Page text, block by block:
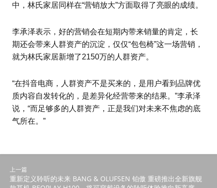
中，林氏家居同样在“营销放大”方面取得了亮眼的成绩。
李承泽表示，好的营销会在短期内带来销量的肯定，长
期还会带来人群资产的沉淀，仅仅“包包椅”这一场营销，
就为林氏家居新增了2150万的人群资产。
“在抖音电商，人群资产不是买来的，是用户看到品牌优
质内容自发转化的，是差异化经营带来的结果。”李承泽
说，“而足够多的人群资产，正是我们对未来不焦虑的底
气所在。”
上一篇
重新定义聆听的未来 BANG & OLUFSEN 铂傲 重磅推出全新旗舰